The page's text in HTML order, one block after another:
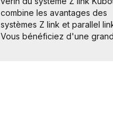
combine les avantages des
systèmes Z link et parallel
Vous bénéficiez d'une